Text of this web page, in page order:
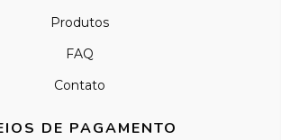
Produtos
FAQ
Contato
DE PAGAMENTO